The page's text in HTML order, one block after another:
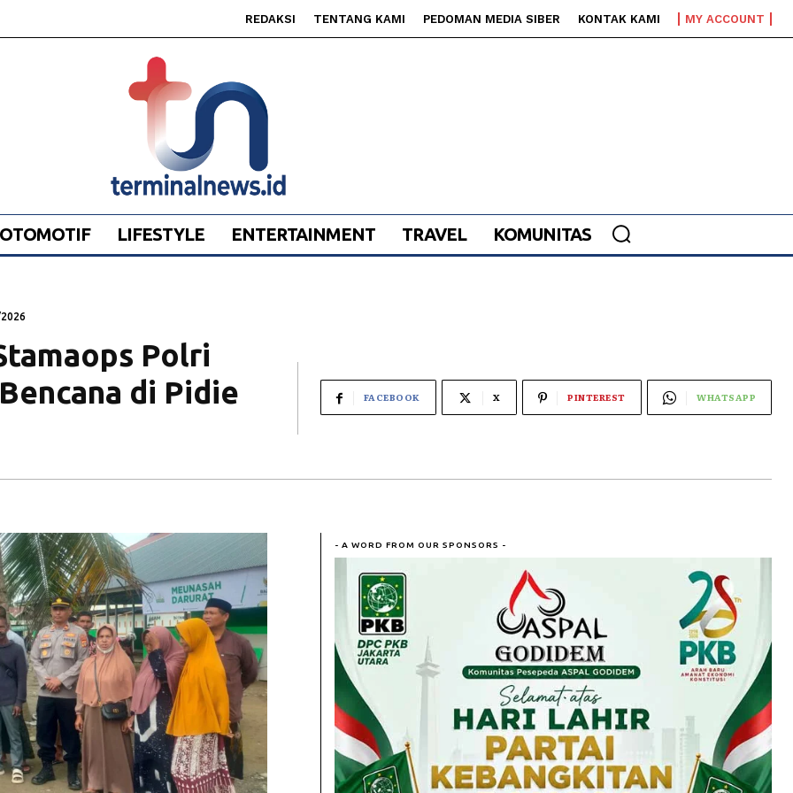
REDAKSI TENTANG KAMI PEDOMAN MEDIA SIBER KONTAK KAMI MY ACCOUNT
LIFESTYLE ENTERTAINMENT TRAVEL KOMUNITAS
Polri
di Pidie
FACEBOOK X PINTEREST WHATSAPP
- A WORD FROM OUR SPONSORS -